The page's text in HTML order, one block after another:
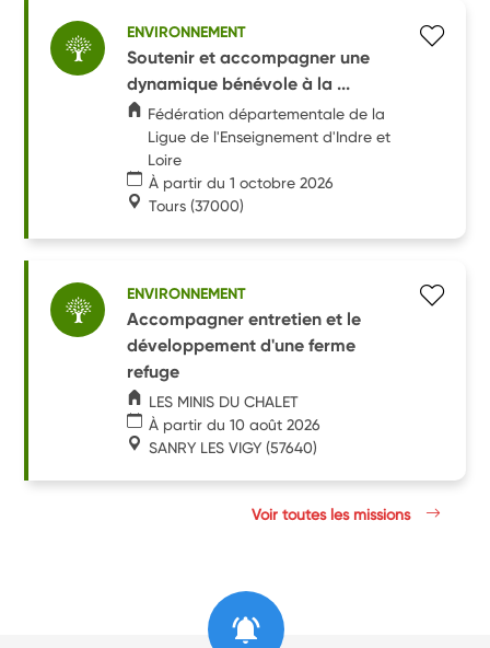
ENVIRONNEMENT
Soutenir et accompagner une
dynamique bénévole à la ...
Fédération départementale de la
Ligue de l'Enseignement d'Indre et
Loire
À partir du 1 octobre 2026
Tours (37000)
ENVIRONNEMENT
Accompagner entretien et le
développement d'une ferme
refuge
LES MINIS DU CHALET
À partir du 10 août 2026
SANRY LES VIGY (57640)
Voir toutes les missions